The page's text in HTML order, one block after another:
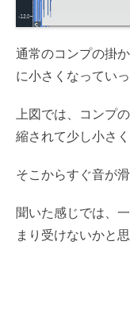
通常のコンプの掛
に小さくなっていっ
上図では、コンプ
縮されて少し小さく
そこからすぐ音が
聞いた感じでは、
まり受けないかと思